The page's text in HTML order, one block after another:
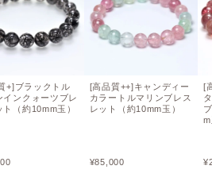
+]ブラックトル
インクォーツブレ
ト（約10mm玉）
[高品質++]キャンディー
カラートルマリンブレス
レット（約10mm玉）
¥85,000
[
¥